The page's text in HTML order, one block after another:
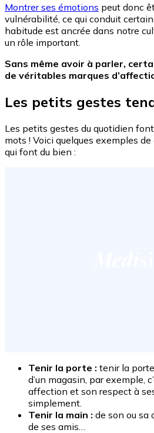
Montrer ses émotions peut donc
vulnérabilité, ce qui conduit
habitude est ancrée dans notre
un rôle important.
Sans même avoir à parler,
de véritables marques
Les petits gestes
Les petits gestes du quotidien
mots ! Voici quelques exemples
qui font du bien :
Tenir la porte : tenir la
d’un magasin, par exemple,
affection et son respect à
simplement.
Tenir la main : de son ou sa
de ses amis…